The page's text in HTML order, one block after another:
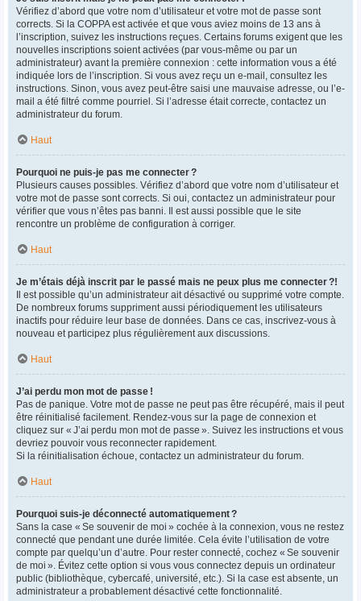
Vérifiez d’abord que votre nom d’utilisateur et votre mot de passe sont
corrects. Si la COPPA est activée et que vous aviez moins de 13 ans à
l’inscription, suivez les instructions reçues. Certains forums exigent que les
nouvelles inscriptions soient activées (par vous-même ou par un
administrateur) avant la première connexion : cette information vous a été
indiquée lors de l’inscription. Si vous avez reçu un e-mail, consultez les
instructions. Sinon, vous avez peut-être saisi une mauvaise adresse, ou l’e-
mail a été filtré comme pourriel. Si l’adresse était correcte, contactez un
administrateur du forum.
Haut
Pourquoi ne puis-je pas me connecter ?
Plusieurs causes possibles. Vérifiez d’abord que votre nom d’utilisateur et
votre mot de passe sont corrects. Si oui, contactez un administrateur pour
vérifier que vous n’êtes pas banni. Il est aussi possible que le site
rencontre un problème de configuration à corriger.
Haut
Je m’étais déjà inscrit par le passé mais ne peux plus me connecter ?!
Il est possible qu’un administrateur ait désactivé ou supprimé votre compte.
De nombreux forums suppriment aussi périodiquement les utilisateurs
inactifs pour réduire leur base de données. Dans ce cas, inscrivez-vous à
nouveau et participez plus régulièrement aux discussions.
Haut
J’ai perdu mon mot de passe !
Pas de panique. Votre mot de passe ne peut pas être récupéré, mais il peut
être réinitialisé facilement. Rendez-vous sur la page de connexion et
cliquez sur « J’ai perdu mon mot de passe ». Suivez les instructions et vous
devriez pouvoir vous reconnecter rapidement.
Si la réinitialisation échoue, contactez un administrateur du forum.
Haut
Pourquoi suis-je déconnecté automatiquement ?
Sans la case « Se souvenir de moi » cochée à la connexion, vous ne restez
connecté que pendant une durée limitée. Cela évite l’utilisation de votre
compte par quelqu’un d’autre. Pour rester connecté, cochez « Se souvenir
de moi ». Évitez cette option si vous vous connectez depuis un ordinateur
public (bibliothèque, cybercafé, université, etc.). Si la case est absente, un
administrateur a probablement désactivé cette fonctionnalité.